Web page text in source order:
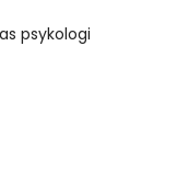
psykologi